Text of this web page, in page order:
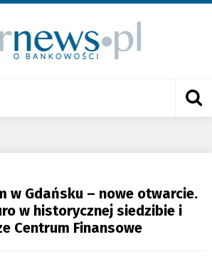
w Gdańsku – nowe otwarcie.
w historycznej siedzibie i
Centrum Finansowe